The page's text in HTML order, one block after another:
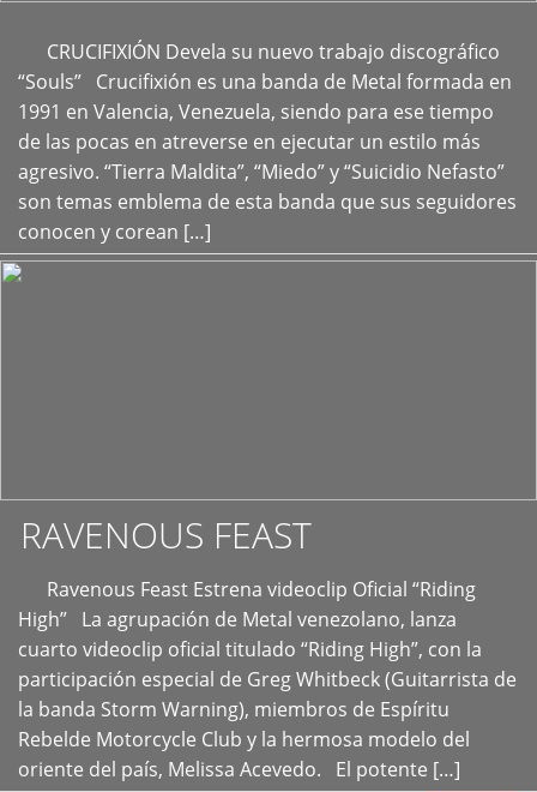
CRUCIFIXIÓN Devela su nuevo trabajo discográfico
“Souls” Crucifixión es una banda de Metal formada en
1991 en Valencia, Venezuela, siendo para ese tiempo
de las pocas en atreverse en ejecutar un estilo más
agresivo. “Tierra Maldita”, “Miedo” y “Suicidio Nefasto”
son temas emblema de esta banda que sus seguidores
conocen y corean […]
+
RAVENOUS FEAST
Ravenous Feast Estrena videoclip Oficial “Riding
High” La agrupación de Metal venezolano, lanza
cuarto videoclip oficial titulado “Riding High”, con la
participación especial de Greg Whitbeck (Guitarrista de
la banda Storm Warning), miembros de Espíritu
Rebelde Motorcycle Club y la hermosa modelo del
oriente del país, Melissa Acevedo. El potente […]